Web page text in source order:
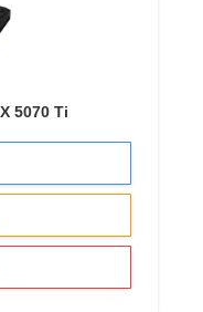
5070 Ti